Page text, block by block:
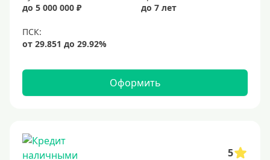
10 млн
12 млн
15 млн
20 млн
50 миллионов
до 5 000 000 ₽
до 7 лет
Оформить
5